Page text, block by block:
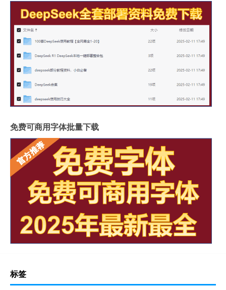
免费可商用字体批量下载
标签